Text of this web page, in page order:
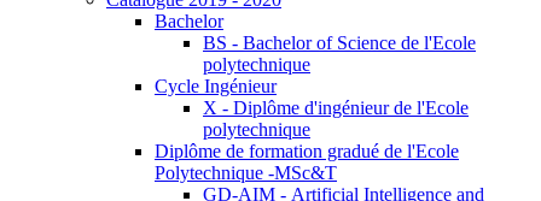
Bachelor
BS - Bachelor of Science de l'Ecole
polytechnique
Cycle Ingénieur
X - Diplôme d'ingénieur de l'Ecole
polytechnique
Diplôme de formation gradué de l'Ecole
Polytechnique -MSc&T
GD-AIM - Artificial Intelligence and